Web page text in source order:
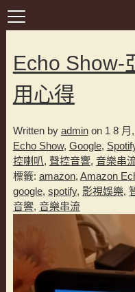
Echo Show-
用心得
Written by adminon 1 8 月
Echo Show, Google,
控喇叭, 聲控音響, 音樂串
標籤: amazon, Amazon
google, spotify, 影視娛樂,
音響, 音樂串流